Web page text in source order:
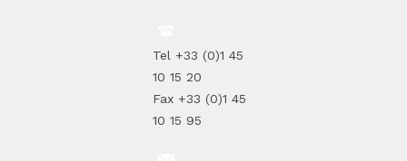
Tel +33 (0)1 45
10 15 20
Fax +33 (0)1 45
10 15 95